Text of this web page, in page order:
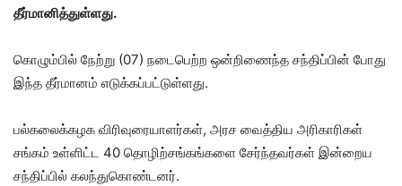
தீர்மானித்துள்ளது.
கொழும்பில் நேற்று (07) நடைபெற்ற ஒன்றிணைந்த சந்திப்பின் போது
இந்த தீர்மானம் எடுக்கப்பட்டுள்ளது.
பல்கலைக்கழக விரிவுரையாளர்கள், அரச வைத்திய அரிகாரிகள்
சங்கம் உள்ளிட்ட 40 தொழிற்சங்கங்களை சேர்ந்தவர்கள் இன்றைய
சந்திப்பில் கலந்துகொண்டனர்.